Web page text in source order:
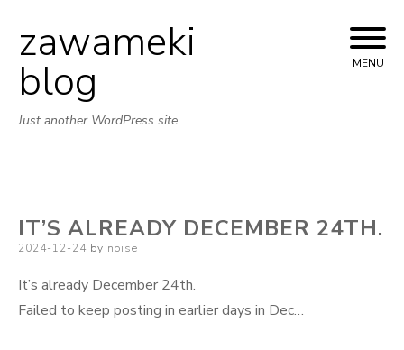
zawameki
blog
Just another WordPress site
MENU
IT’S ALREADY DECEMBER 24TH.
Posted
2024-12-24 by noise
It’s already December 24th.
Failed to keep posting in earlier days in Dec…